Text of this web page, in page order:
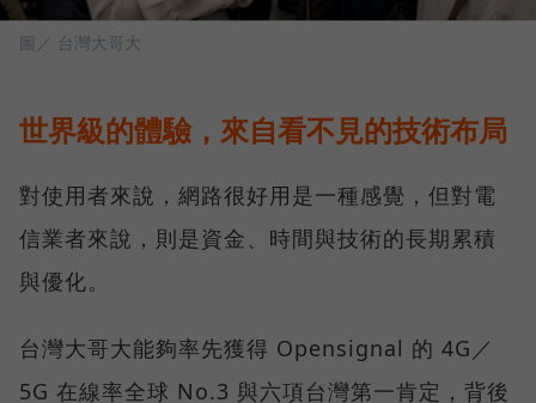
圖／ 台灣大哥大
世界級的體驗，來自看不見的技術布局
對使用者來說，網路很好用是一種感覺，但對電
信業者來說，則是資金、時間與技術的長期累積
與優化。
台灣大哥大能夠率先獲得 Opensignal 的 4G／
5G 在線率全球 No.3 與六項台灣第一肯定，背後